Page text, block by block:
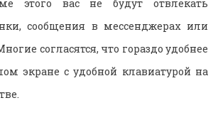
этого вас не будут отвлекать
сообщения в мессенджерах или
согласятся, что гораздо удобнее
экране с удобной клавиатурой на